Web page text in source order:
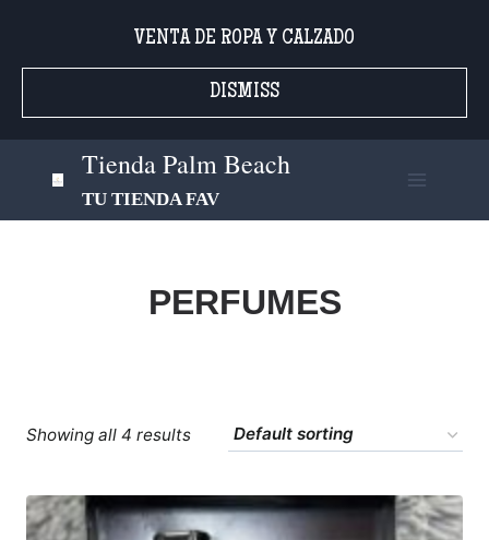
contenido
VENTA DE ROPA Y CALZADO
DISMISS
Tienda Palm Beach
TU TIENDA FAV
PERFUMES
Showing all 4 results